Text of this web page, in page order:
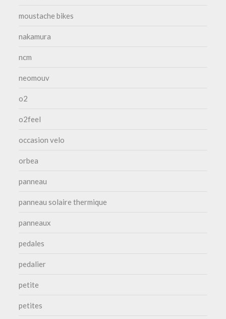
moustache bikes
nakamura
ncm
neomouv
o2
o2feel
occasion velo
orbea
panneau
panneau solaire thermique
panneaux
pedales
pedalier
petite
petites